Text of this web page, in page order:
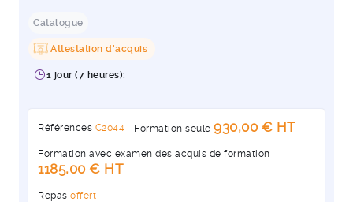
Catalogue
Attestation d'acquis
1 jour (7 heures);
Références C2044 Formation seule 930,00 € HT
Formation avec examen des acquis de formation
1185,00 € HT
Repas offert